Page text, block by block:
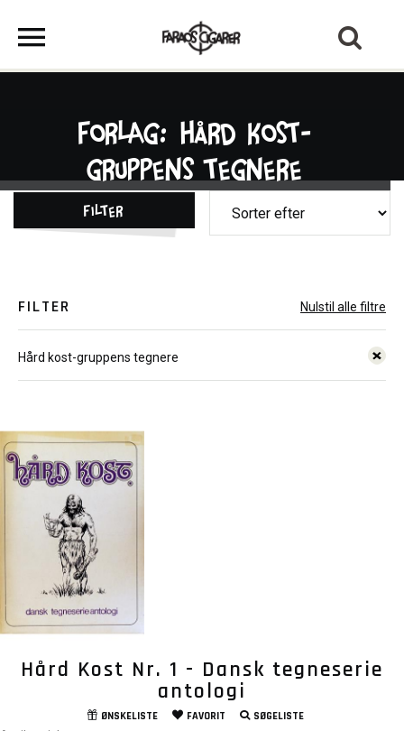
Forlag: Hård kost-
gruppens tegnere
Filter
FILTER Nulstil alle filtre
Hård kost-gruppens tegnere
Hård Kost Nr. 1 - Dansk tegneserie
antologi
ØNSKELISTE FAVORIT SØGELISTE